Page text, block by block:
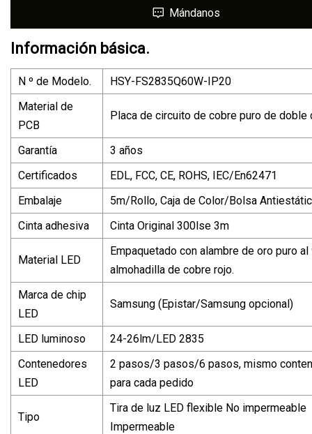
Mándanos
Información básica.
N º de Modelo.
HSY-FS2835Q60W-IP20
Material de
PCB
Placa de circuito de cobre puro de doble
Garantía
3 años
Certificados
EDL, FCC, CE, ROHS, IEC/En62471
Embalaje
5m/Rollo, Caja de Color/Bolsa
Cinta adhesiva
Cinta Original 300lse 3m
Material LED
Empaquetado con alambre de oro puro al
almohadilla de cobre rojo.
Marca de chip
LED
Samsung (Epistar/Samsung opcional)
LED luminoso
24-26lm/LED 2835
Contenedores
LED
2 pasos/3 pasos/6 pasos, mismo
para cada pedido
Tipo
Tira de luz LED flexible No impermeable
Impermeable